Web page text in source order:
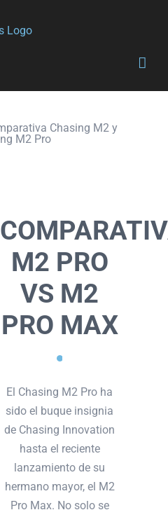
M2 PRO
VS M2
PRO MAX
El Chasing M2 Pro ha
sido el buque insignia
de Chasing Innovation
hasta el reciente
lanzamiento de su
hermano mayor, el M2
Pro Max. No solo se